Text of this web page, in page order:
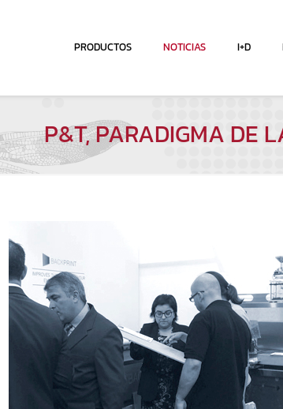
PRODUCTOS NOTICIAS I+D
P&T, PARADIGMA DE